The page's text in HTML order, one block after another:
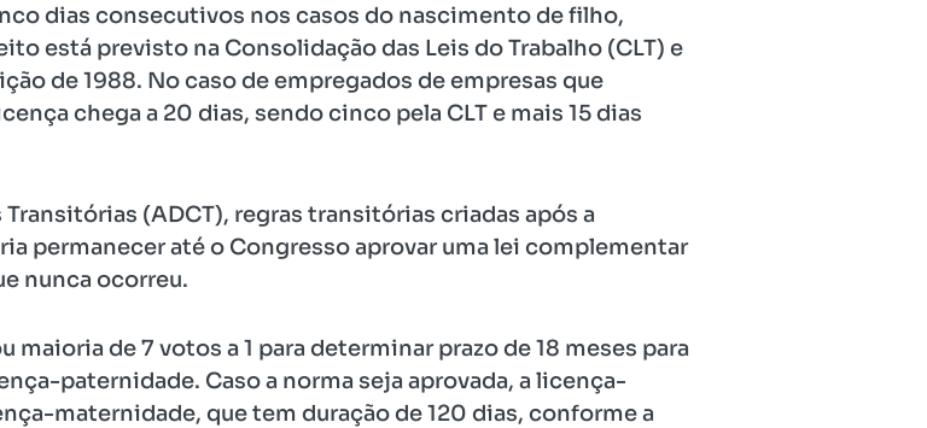
dias consecutivos nos casos do nascimento de filho,
está previsto na Consolidação das Leis do Trabalho (CLT) e
de 1988. No caso de empregados de empresas que
chega a 20 dias, sendo cinco pela CLT e mais 15 dias
(ADCT), regras transitórias criadas após a
permanecer até o Congresso aprovar uma lei complementar
nunca ocorreu.
de 7 votos a 1 para determinar prazo de 18 meses para
paternidade. Caso a norma seja aprovada, a licença-
maternidade, que tem duração de 120 dias, conforme a